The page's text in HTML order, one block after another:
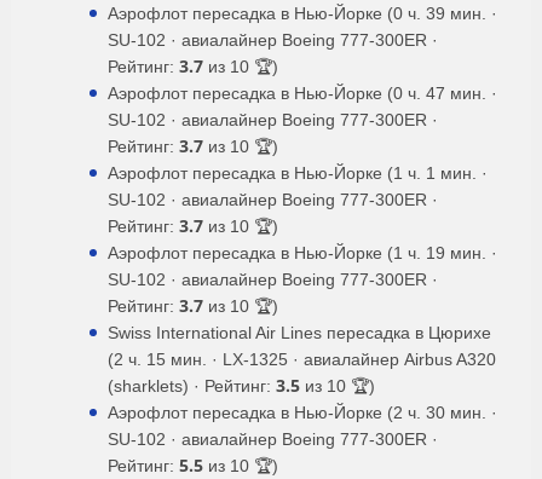
Аэрофлот пересадка в Нью-Йорке (0 ч. 39 мин. ·
SU-102 · авиалайнер Boeing 777-300ER ·
Рейтинг: 3.7 из 10 🏆)
Аэрофлот пересадка в Нью-Йорке (0 ч. 47 мин. ·
SU-102 · авиалайнер Boeing 777-300ER ·
Рейтинг: 3.7 из 10 🏆)
Аэрофлот пересадка в Нью-Йорке (1 ч. 1 мин. ·
SU-102 · авиалайнер Boeing 777-300ER ·
Рейтинг: 3.7 из 10 🏆)
Аэрофлот пересадка в Нью-Йорке (1 ч. 19 мин. ·
SU-102 · авиалайнер Boeing 777-300ER ·
Рейтинг: 3.7 из 10 🏆)
Swiss International Air Lines пересадка в Цюрихе
(2 ч. 15 мин. · LX-1325 · авиалайнер Airbus A320
(sharklets) · Рейтинг: 3.5 из 10 🏆)
Аэрофлот пересадка в Нью-Йорке (2 ч. 30 мин. ·
SU-102 · авиалайнер Boeing 777-300ER ·
Рейтинг: 5.5 из 10 🏆)